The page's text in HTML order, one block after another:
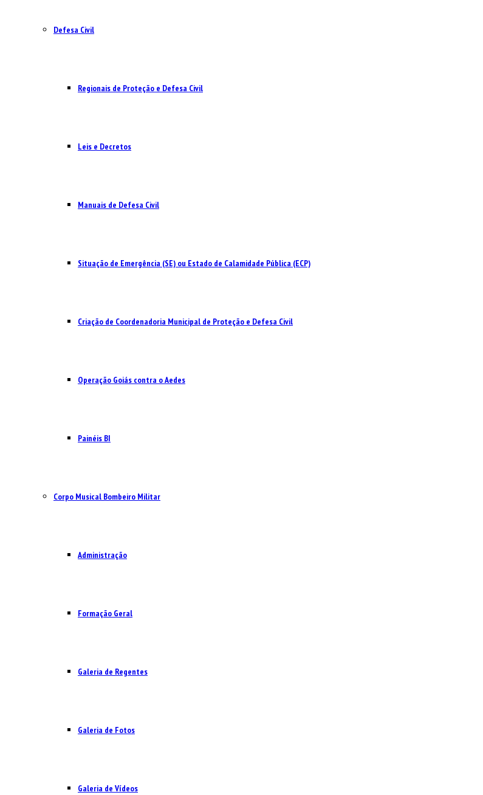
Defesa Civil
Regionais de Proteção e Defesa Civil
Leis e Decretos
Manuais de Defesa Civil
Situação de Emergência (SE) ou Estado de Calamidade Pública (ECP)
Criação de Coordenadoria Municipal de Proteção e Defesa Civil
Operação Goiás contra o Aedes
Painéis BI
Corpo Musical Bombeiro Militar
Administração
Formação Geral
Galeria de Regentes
Galeria de Fotos
Galeria de Vídeos